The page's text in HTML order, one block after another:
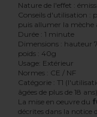
Nature de l'effet :
Conseils d'utilisation :
puis allumer la
Durée : 1 minute
Dimensions :
poids : 40g
Usage: Extérieur
Normes : CE / NF
Catégorie : T1
âgées de plus de 18 ans)
La mise en oeuvre du
décrites dans la notice